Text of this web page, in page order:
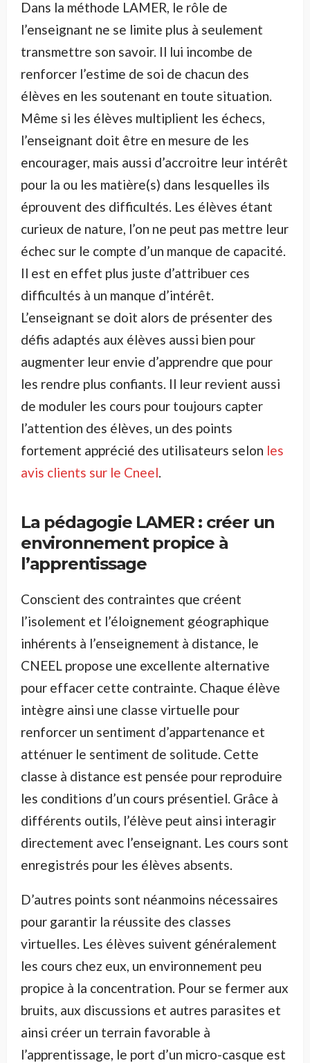
Dans la méthode LAMER, le rôle de
l’enseignant ne se limite plus à seulement
transmettre son savoir. Il lui incombe de
renforcer l’estime de soi de chacun des
élèves en les soutenant en toute situation.
Même si les élèves multiplient les échecs,
l’enseignant doit être en mesure de les
encourager, mais aussi d’accroitre leur intérêt
pour la ou les matière(s) dans lesquelles ils
éprouvent des difficultés. Les élèves étant
curieux de nature, l’on ne peut pas mettre leur
échec sur le compte d’un manque de capacité.
Il est en effet plus juste d’attribuer ces
difficultés à un manque d’intérêt.
L’enseignant se doit alors de présenter des
défis adaptés aux élèves aussi bien pour
augmenter leur envie d’apprendre que pour
les rendre plus confiants. Il leur revient aussi
de moduler les cours pour toujours capter
l’attention des élèves, un des points
fortement apprécié des utilisateurs selon les
avis clients sur le Cneel
La pédagogie LAMER : créer un
environnement propice à
l’apprentissage
Conscient des contraintes que créent
l’isolement et l’éloignement géographique
inhérents à l’enseignement à distance, le
CNEEL propose une excellente alternative
pour effacer cette contrainte. Chaque élève
intègre ainsi une classe virtuelle pour
renforcer un sentiment d’appartenance et
atténuer le sentiment de solitude. Cette
classe à distance est pensée pour reproduire
les conditions d’un cours présentiel. Grâce à
différents outils, l’élève peut ainsi interagir
directement avec l’enseignant. Les cours sont
enregistrés pour les élèves absents.
D’autres points sont néanmoins nécessaires
pour garantir la réussite des classes
virtuelles. Les élèves suivent généralement
les cours chez eux, un environnement peu
propice à la concentration. Pour se fermer aux
bruits, aux discussions et autres parasites et
ainsi créer un terrain favorable à
l’apprentissage, le port d’un micro-casque est